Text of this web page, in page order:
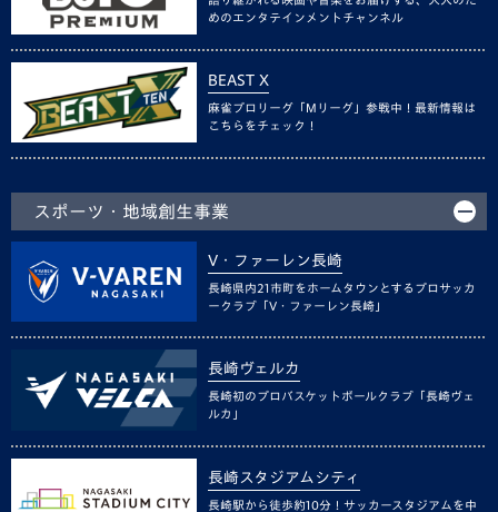
めのエンタテインメントチャンネル
BEAST X
麻雀プロリーグ「Mリーグ」参戦中！最新情報は
こちらをチェック！
スポーツ・地域創生事業
V・ファーレン長崎
長崎県内21市町をホームタウンとするプロサッカ
ークラブ「V・ファーレン長崎」
長崎ヴェルカ
長崎初のプロバスケットボールクラブ「長崎ヴェ
ルカ」
長崎スタジアムシティ
長崎駅から徒歩約10分！サッカースタジアムを中